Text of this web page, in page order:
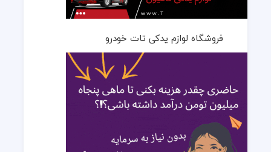
فروشگاه لوازم یدکی تات خودرو